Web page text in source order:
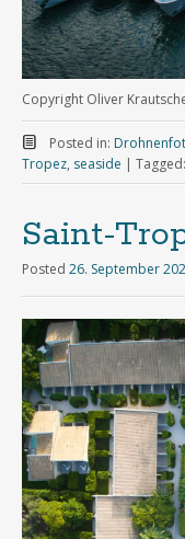
Copyright Oliver
Posted in:
Tropez, seaside | Tagged:
Saint-
Posted 26. September